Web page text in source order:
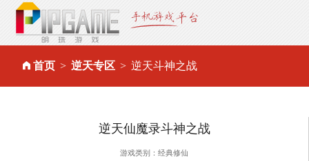
首页 逆天专区 逆天斗神之战
逆天仙魔录斗神之战
游戏类别：经典修仙